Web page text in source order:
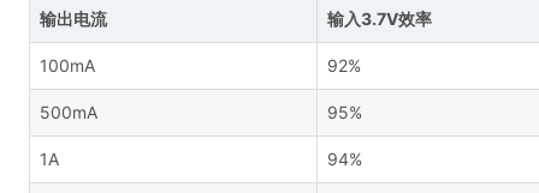
输出电流 输入3.7V效率
100mA 92%
500mA 95%
1A 94%